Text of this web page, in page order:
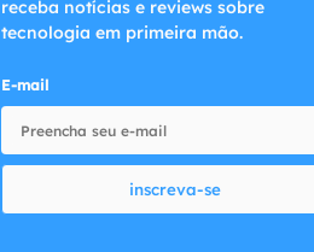
receba notícias e reviews sobre
tecnologia em primeira mão.
E-mail
inscreva-se